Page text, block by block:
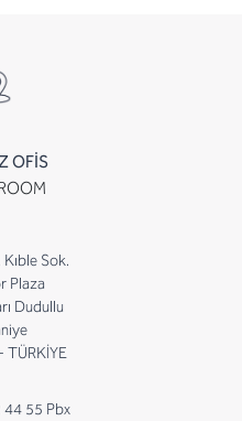
OFİS
Sok.
Plaza
Dudullu
TÜRKİYE
55 Pbx